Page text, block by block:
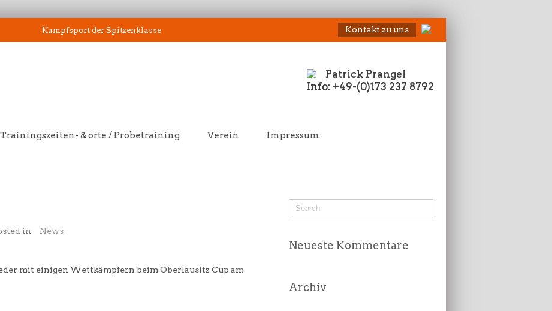
Kampfsport der Spitzenklasse Kontakt zu uns
Patrick Prangel
Info: +49-(0)173 237 8792
Trainingszeiten- & orte / Probetraining Verein
Impressum
in News
mit einigen Wettkämpfern beim Oberlausitz Cup am
Neueste Kommentare
Archiv